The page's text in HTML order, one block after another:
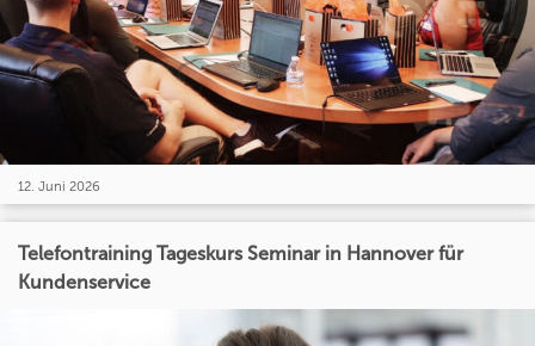
12. Juni 2026
Telefontraining Tageskurs Seminar in Hannover für
Kundenservice